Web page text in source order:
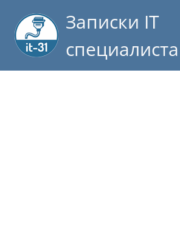
Записки IT
специалиста